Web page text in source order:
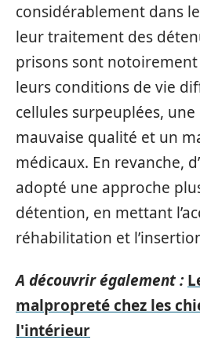
considérablement dans
leur traitement des
prisons sont
leurs conditions de vie
cellules surpeuplées,
mauvaise qualité et un
médicaux. En revanche,
adopté une approche
détention, en mettant
réhabilitation et
A découvrir également :
malpropreté chez les
l'intérieur